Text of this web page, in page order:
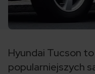
Hyundai Tucson
popularniejszych